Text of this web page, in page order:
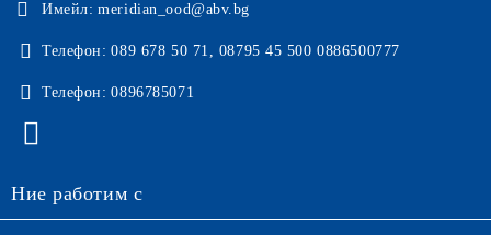
Имейл: meridian_ood@abv.bg
Телефон: 089 678 50 71, 08795 45 500 0886500777
Телефон: 0896785071
Ние работим с